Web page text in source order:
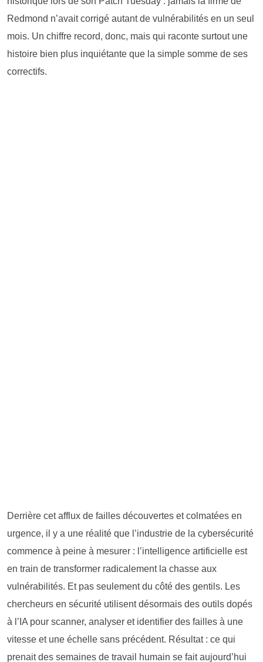
Redmond n’avait corrigé autant de vulnérabilités en un seul
mois. Un chiffre record, donc, mais qui raconte surtout une
histoire bien plus inquiétante que la simple somme de ses
correctifs.
Derrière cet afflux de failles découvertes et colmatées en
urgence, il y a une réalité que l’industrie de la cybersécurité
commence à peine à mesurer : l’intelligence artificielle est
en train de transformer radicalement la chasse aux
vulnérabilités. Et pas seulement du côté des gentils. Les
chercheurs en sécurité utilisent désormais des outils dopés
à l’IA pour scanner, analyser et identifier des failles à une
vitesse et une échelle sans précédent. Résultat : ce qui
prenait des semaines de travail humain se fait aujourd’hui